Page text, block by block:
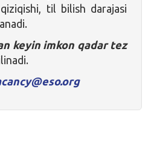
til bilish darajasi
keyin imkon qadar tez